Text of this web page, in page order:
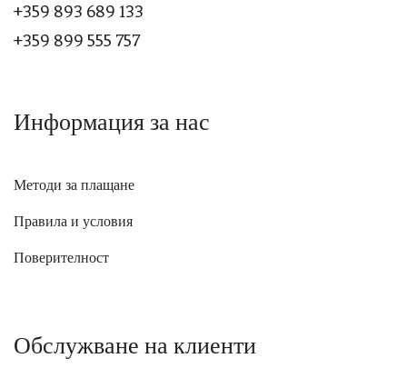
+359 893 689 133
+359 899 555 757
Информация за нас
Методи за плащане
Правила и условия
Поверителност
Обслужване на клиенти